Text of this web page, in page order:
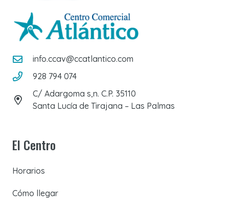
info.ccav@ccatlantico.com
928 794 074
C/ Adargoma s,n. C.P. 35110
Santa Lucía de Tirajana – Las Palmas
El Centro
Horarios
Cómo llegar